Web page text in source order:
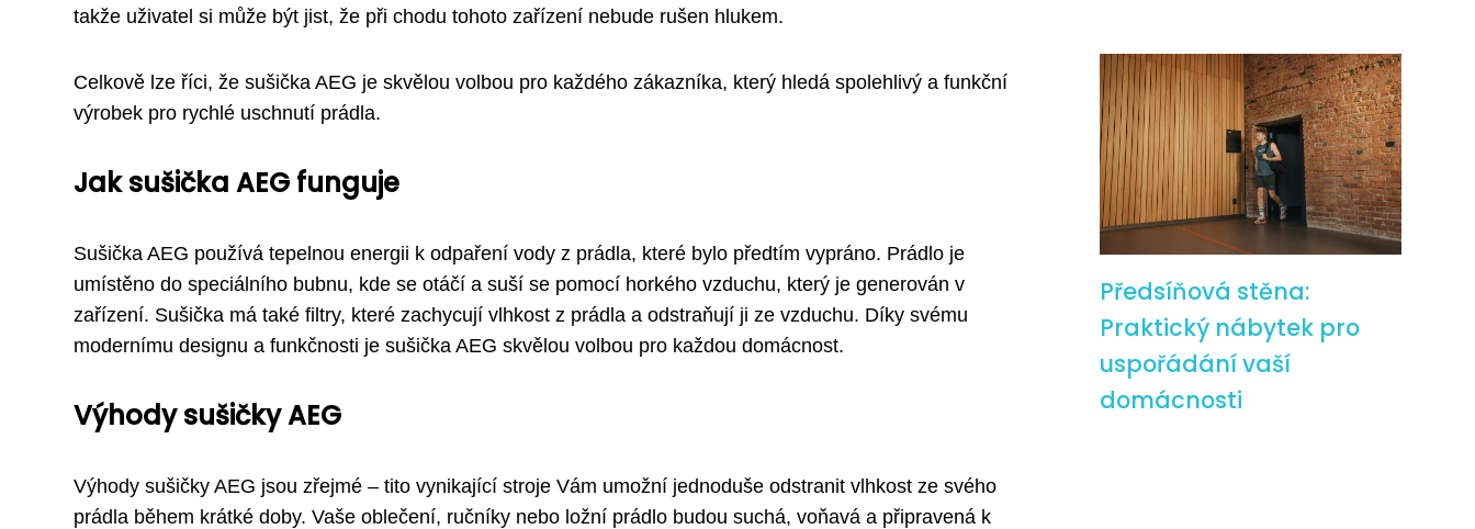
takže uživatel si může být jist, že při chodu tohoto zařízení nebude rušen hlukem.
Celkově lze říci, že sušička AEG je skvělou volbou pro každého zákazníka, který hledá spolehlivý a funkční
výrobek pro rychlé uschnutí prádla.
Jak sušička AEG funguje
Sušička AEG používá tepelnou energii k odpaření vody z prádla, které bylo předtím vypráno. Prádlo je
umístěno do speciálního bubnu, kde se otáčí a suší se pomocí horkého vzduchu, který je generován v
zařízení. Sušička má také filtry, které zachycují vlhkost z prádla a odstraňují ji ze vzduchu. Díky svému
modernímu designu a funkčnosti je sušička AEG skvělou volbou pro každou domácnost.
Výhody sušičky AEG
Výhody sušičky AEG jsou zřejmé – tito vynikající stroje Vám umožní jednoduše odstranit vlhkost ze svého
prádla během krátké doby. Vaše oblečení, ručníky nebo ložní prádlo budou suchá, voňavá a připravená k
Předsíňová stěna:
Praktický nábytek pro
uspořádání vaší
domácnosti